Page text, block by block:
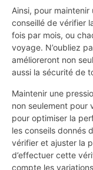
Ainsi, pour maintenir
conseillé de vérifier
fois par mois, ou
voyage. N’oubliez
amélioreront non
aussi la sécurité de
Maintenir une
non seulement pour
pour optimiser la
les conseils donnés
vérifier et ajuster la
d’effectuer cette
compte les